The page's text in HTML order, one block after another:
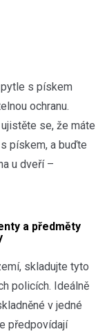
s pískem
ochranu.
se, že máte
pískem, a buďte
u dveří –
a předměty
skladujte tyto
policích. Ideálně
v jedné
předpovídají